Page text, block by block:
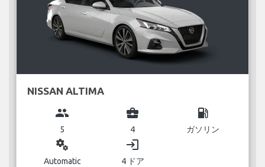
NISSAN ALTIMA
group
5
business_center
4
local_gas_station
ガソリン
miscellaneous_services
Automatic
login
4 ドア